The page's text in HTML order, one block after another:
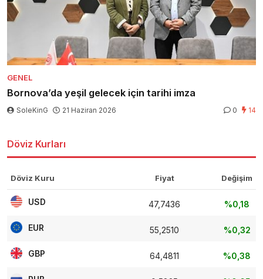
GENEL
Bornova’da yeşil gelecek için tarihi imza
SoleKinG 21 Haziran 2026 0 14
Döviz Kurları
Döviz Kuru Fiyat Değişim
USD 47,7436 %0,18
EUR 55,2510 %0,32
GBP 64,4811 %0,38